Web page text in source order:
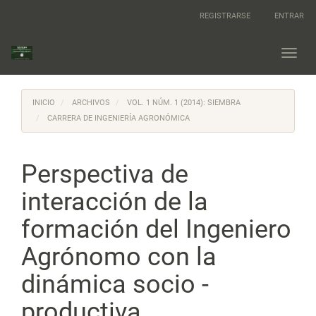
principal
Barra
lateral
REGISTRARSE ENTRAR
INICIO ARCHIVOS
VOL. 1 NÚM. 1 (2014): SIEMBRA
CARRERA DE INGENIERÍA AGRONÓMICA
Perspectiva de
interacción de la
formación del Ingeniero
Agrónomo con la
dinámica socio -